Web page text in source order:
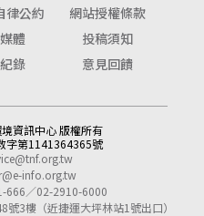
律公約
網站授權條款
體
投稿須知
錄 意見回饋
資訊中心 版權所有
字第1141364365號
info.org.tw
666／02-2910-6000
3樓（近捷運大坪林站1號出口）